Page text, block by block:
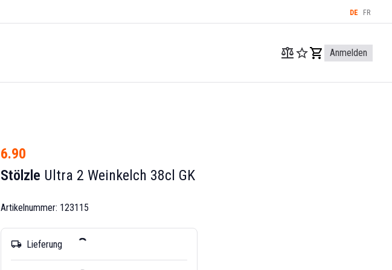
DE FR
Anmelden
6.90
Stölzle Ultra 2 Weinkelch 38cl GK
Artikelnummer: 123115
local_shipping Lieferung